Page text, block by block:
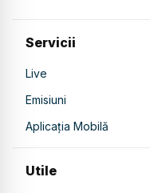
Servicii
Live
Emisiuni
Aplicația Mobilă
Utile